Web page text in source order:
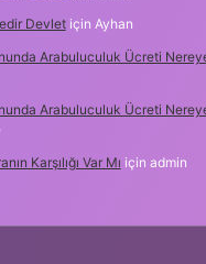
Devletiçin Ayhan
Arabuluculuk Ücreti
Arabuluculuk Ücreti
Karşılığı Var Mı için admin